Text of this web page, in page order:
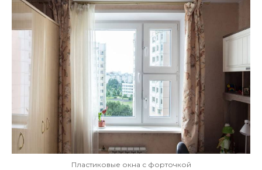
Пластиковые окна с форточкой